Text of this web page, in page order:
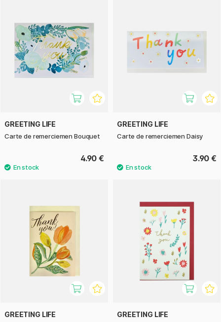
GREETING LIFE
Carte de remerciemen Bouquet
4.90 €
GREETING LIFE
Carte de remerciemen Daisy
3.90 €
GREETING LIFE GREETING LIFE